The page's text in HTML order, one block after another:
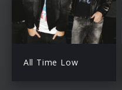
All Time Low